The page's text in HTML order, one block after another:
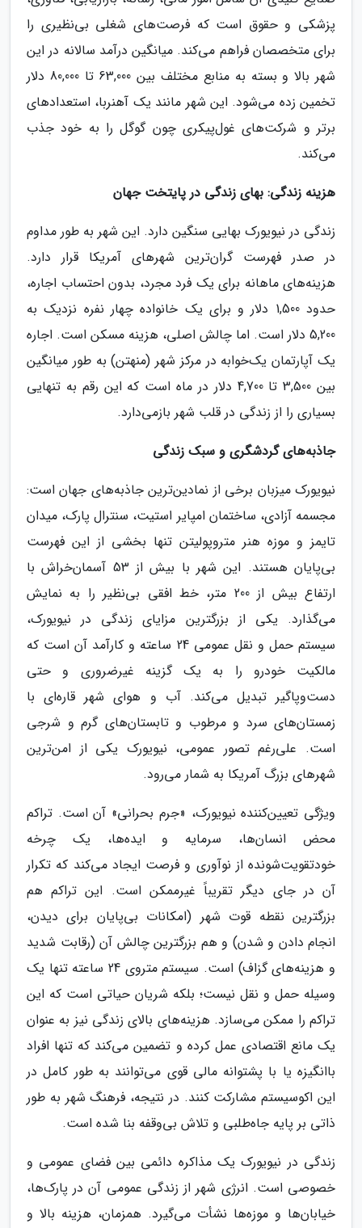
پزشکی و حقوق است که فرصت‌های شغلی بی‌نظیری را
برای متخصصان فراهم می‌کند. میانگین درآمد سالانه در این
شهر بالا و بسته به منابع مختلف بین 63,000 تا 80,000 دلار
تخمین زده می‌شود. این شهر مانند یک آهنربا، استعدادهای
برتر و شرکت‌های غول‌پیکری چون گوگل را به خود جذب
می‌کند.
هزینه زندگی: بهای زندگی در پایتخت جهان
زندگی در نیویورک بهایی سنگین دارد. این شهر به طور مداوم
در صدر فهرست گران‌ترین شهرهای آمریکا قرار دارد.
هزینه‌های ماهانه برای یک فرد مجرد، بدون احتساب اجاره،
حدود 1,500 دلار و برای یک خانواده چهار نفره نزدیک به
5,200 دلار است. اما چالش اصلی، هزینه مسکن است. اجاره
یک آپارتمان یک‌خوابه در مرکز شهر (منهتن) به طور میانگین
بین 3,500 تا 4,700 دلار در ماه است که این رقم به تنهایی
بسیاری را از زندگی در قلب شهر بازمی‌دارد.
جاذبه‌های گردشگری و سبک زندگی
نیویورک میزبان برخی از نمادین‌ترین جاذبه‌های جهان است:
مجسمه آزادی، ساختمان امپایر استیت، سنترال پارک، میدان
تایمز و موزه هنر متروپولیتن تنها بخشی از این فهرست
بی‌پایان هستند. این شهر با بیش از 53 آسمان‌خراش با
ارتفاع بیش از 200 متر، خط افقی بی‌نظیر را به نمایش
می‌گذارد. یکی از بزرگترین مزایای زندگی در نیویورک،
سیستم حمل و نقل عمومی 24 ساعته و کارآمد آن است که
مالکیت خودرو را به یک گزینه غیرضروری و حتی
دست‌وپاگیر تبدیل می‌کند. آب و هوای شهر قاره‌ای با
زمستان‌های سرد و مرطوب و تابستان‌های گرم و شرجی
است. علی‌رغم تصور عمومی، نیویورک یکی از امن‌ترین
شهرهای بزرگ آمریکا به شمار می‌رود.
ویژگی تعیین‌کننده نیویورک، «جرم بحرانی» آن است. تراکم
محض انسان‌ها، سرمایه و ایده‌ها، یک چرخه
خودتقویت‌شونده از نوآوری و فرصت ایجاد می‌کند که تکرار
آن در جای دیگر تقریباً غیرممکن است. این تراکم هم
بزرگترین نقطه قوت شهر (امکانات بی‌پایان برای دیدن،
انجام دادن و شدن) و هم بزرگترین چالش آن (رقابت شدید
و هزینه‌های گزاف) است. سیستم متروی 24 ساعته تنها یک
وسیله حمل و نقل نیست؛ بلکه شریان حیاتی است که این
تراکم را ممکن می‌سازد. هزینه‌های بالای زندگی نیز به عنوان
یک مانع اقتصادی عمل کرده و تضمین می‌کند که تنها افراد
باانگیزه یا با پشتوانه مالی قوی می‌توانند به طور کامل در
این اکوسیستم مشارکت کنند. در نتیجه، فرهنگ شهر به طور
ذاتی بر پایه جاه‌طلبی و تلاش بی‌وقفه بنا شده است.
زندگی در نیویورک یک مذاکره دائمی بین فضای عمومی و
خصوصی است. انرژی شهر از زندگی عمومی آن در پارک‌ها،
خیابان‌ها و موزه‌ها نشأت می‌گیرد. همزمان، هزینه بالا و